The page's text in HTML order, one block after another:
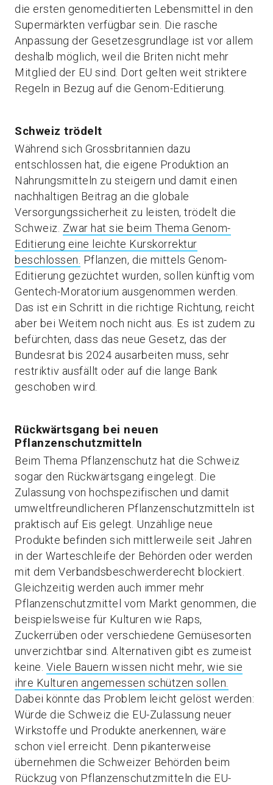
die ersten genomeditierten Lebensmittel in den
Supermärkten verfügbar sein. Die rasche
Anpassung der Gesetzesgrundlage ist vor allem
deshalb möglich, weil die Briten nicht mehr
Mitglied der EU sind. Dort gelten weit striktere
Regeln in Bezug auf die Genom-Editierung.
Schweiz trödelt
Während sich Grossbritannien dazu
entschlossen hat, die eigene Produktion an
Nahrungsmitteln zu steigern und damit einen
nachhaltigen Beitrag an die globale
Versorgungssicherheit zu leisten, trödelt die
Schweiz. Zwar hat sie beim Thema Genom-
Editierung eine leichte Kurskorrektur
beschlossen. Pflanzen, die mittels Genom-
Editierung gezüchtet wurden, sollen künftig vom
Gentech-Moratorium ausgenommen werden.
Das ist ein Schritt in die richtige Richtung, reicht
aber bei Weitem noch nicht aus. Es ist zudem zu
befürchten, dass das neue Gesetz, das der
Bundesrat bis 2024 ausarbeiten muss, sehr
restriktiv ausfällt oder auf die lange Bank
geschoben wird.
Rückwärtsgang bei neuen
Pflanzenschutzmitteln
Beim Thema Pflanzenschutz hat die Schweiz
sogar den Rückwärtsgang eingelegt. Die
Zulassung von hochspezifischen und damit
umweltfreundlicheren Pflanzenschutzmitteln ist
praktisch auf Eis gelegt. Unzählige neue
Produkte befinden sich mittlerweile seit Jahren
in der Warteschleife der Behörden oder werden
mit dem Verbandsbeschwerderecht blockiert.
Gleichzeitig werden auch immer mehr
Pflanzenschutzmittel vom Markt genommen, die
beispielsweise für Kulturen wie Raps,
Zuckerrüben oder verschiedene Gemüsesorten
unverzichtbar sind. Alternativen gibt es zumeist
keine. Viele Bauern wissen nicht mehr, wie sie
ihre Kulturen angemessen schützen sollen.
Dabei könnte das Problem leicht gelöst werden:
Würde die Schweiz die EU-Zulassung neuer
Wirkstoffe und Produkte anerkennen, wäre
schon viel erreicht. Denn pikanterweise
übernehmen die Schweizer Behörden beim
Rückzug von Pflanzenschutzmitteln die EU-